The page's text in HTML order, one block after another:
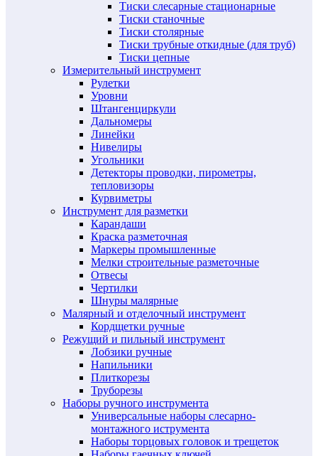
Тиски слесарные стационарные
Тиски станочные
Тиски столярные
Тиски трубные откидные (для труб)
Тиски цепные
Измерительный инструмент
Рулетки
Уровни
Штангенциркули
Дальномеры
Линейки
Нивелиры
Угольники
Детекторы проводки, пирометры,
тепловизоры
Курвиметры
Инструмент для разметки
Карандаши
Краска разметочная
Маркеры промышленные
Мелки строительные разметочные
Отвесы
Чертилки
Шнуры малярные
Малярный и отделочный инструмент
Кордщетки ручные
Режущий и пильный инструмент
Лобзики ручные
Напильники
Плиткорезы
Труборезы
Наборы ручного инструмента
Универсальные наборы слесарно-
монтажного иструмента
Наборы торцовых головок и трещеток